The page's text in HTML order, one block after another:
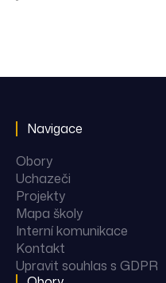
Navigace
Obory
Uchazeči
Projekty
Mapa školy
Interní komunikace
Kontakt
Upravit souhlas s GDPR